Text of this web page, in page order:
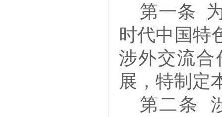
第一条
时代中国特
涉外交流合
展，特制定
第二条